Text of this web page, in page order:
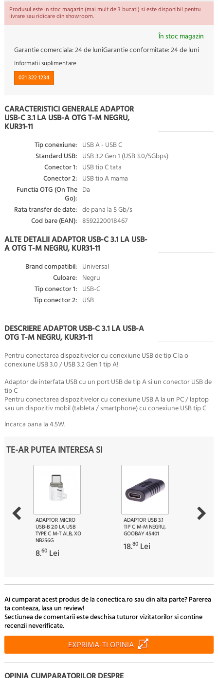
Produsul este in stoc magazin (mai mult de 3 bucati) si este disponibil pentru
livrare sau ridicare din showroom.
În stoc magazin
Garantie comerciala:24 de luniGarantie conformitate:24 de luni
Informatii suplimentare
021 322 1234
CARACTERISTICI GENERALE ADAPTOR
USB-C 3.1 LA USB-A OTG T-M NEGRU,
KUR31-11
Tip conexiune: USB A - USB C
Standard USB: USB 3.2 Gen 1 (USB 3.0/5Gbps)
Conector 1: USB tip C tata
Conector 2: USB tip A mama
Functia OTG (On The
Go):
Da
Rata transfer de date: de pana la 5 Gb/s
Cod bare (EAN): 8592220018467
ALTE DETALII ADAPTOR USB-C 3.1 LA USB-
A OTG T-M NEGRU, KUR31-11
Brand compatibil: Universal
Culoare: Negru
Tip conector 1: USB-C
Tip conector 2: USB
DESCRIERE ADAPTOR USB-C 3.1 LA USB-A
OTG T-M NEGRU, KUR31-11
Pentru conectarea dispozitivelor cu conexiune USB de tip C la o
conexiune USB 3.0 / USB 3.2 Gen 1 tip A!
Adaptor de interfata USB cu un port USB de tip A si un conector USB de
tip C
Pentru conectarea dispozitivelor cu conexiune USB A la un PC / laptop
sau un dispozitiv mobil (tableta / smartphone) cu conexiune USB tip C
Incarca pana la 4.5W.
TE-AR PUTEA INTERESA SI
ADAPTOR MICRO
USB-B 2.0 LA USB
TYPE C M-T ALB, XO
NB256G
8.60 Lei
ADAPTOR USB 3.1
TIP C M-M NEGRU,
GOOBAY 45401
18.80 Lei
Ai cumparat acest produs de la conectica.ro sau din alta parte? Parerea
ta conteaza, lasa un review!
Sectiunea de comentarii este deschisa tuturor vizitatorilor si contine
recenzii neverificate.
EXPRIMA-TI OPINIA